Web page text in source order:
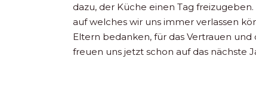
dazu, der Küche einen Tag
auf welches wir uns immer verlassen
Eltern bedanken, für das Vertrauen
freuen uns jetzt schon auf das nächste